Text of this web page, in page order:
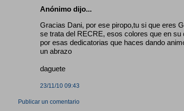
Anónimo dijo...
Gracias Dani, por ese piropo,tu si que eres
se trata del RECRE, esos colores que en
por esas dedicatorias que haces dando
un abrazo
daguete
23/11/10 09:43
Publicar un comentario